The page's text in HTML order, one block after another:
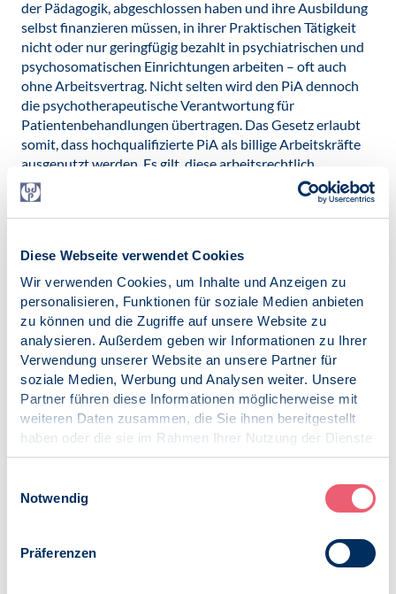
Diese Webseite verwendet Cookies
Wir verwenden Cookies, um Inhalte und Anzeigen zu
personalisieren, Funktionen für soziale Medien anbieten
zu können und die Zugriffe auf unsere Website zu
analysieren. Außerdem geben wir Informationen zu Ihrer
Verwendung unserer Website an unsere Partner für
soziale Medien, Werbung und Analysen weiter. Unsere
Partner führen diese Informationen möglicherweise mit
weiteren Daten zusammen, die Sie ihnen bereitgestellt
haben oder die sie im Rahmen Ihrer Nutzung der Dienste
gesammelt haben.
Notwendig
Präferenzen
der Pädagogik, abgeschlossen haben und ihre Ausbildung
selbst finanzieren müssen, in ihrer Praktischen Tätigkeit
nicht oder nur geringfügig bezahlt in psychiatrischen und
psychosomatischen Einrichtungen arbeiten – oft auch
ohne Arbeitsvertrag. Nicht selten wird den PiA dennoch
die psychotherapeutische Verantwortung für
Patientenbehandlungen übertragen. Das Gesetz erlaubt
somit, dass hochqualifizierte PiA als billige Arbeitskräfte
ausgenutzt werden. Es gilt, diese arbeitsrechtlich
sittenwidrigen Ausbildungsbedingungen zu beenden und
die psychosoziale Versorgungsqualität in den
Krankenhäusern auf einen qualitativ angemessenen
Zügige Fortsetzung des Reformprozesses
Mit der Petition werden die Mitglieder des
Gesundheitsausschusses des Bundestages dazu
aufgefordert, sich aktuell sowie auch nach der
Bundestagswahl für die Umsetzung der Reform des
Psychotherapeutengesetzes (PsychThG) einzusetzen. Der
Reformprozess darf durch die Wahl nicht beendet werden.
Katharina van Bronswijk
Psychotherapie-Ausbildung